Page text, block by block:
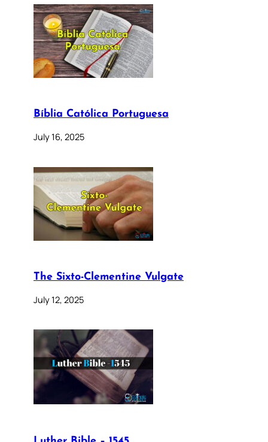
Bíblia Católica Portuguesa
July 16, 2025
The Sixto-Clementine Vulgate
July 12, 2025